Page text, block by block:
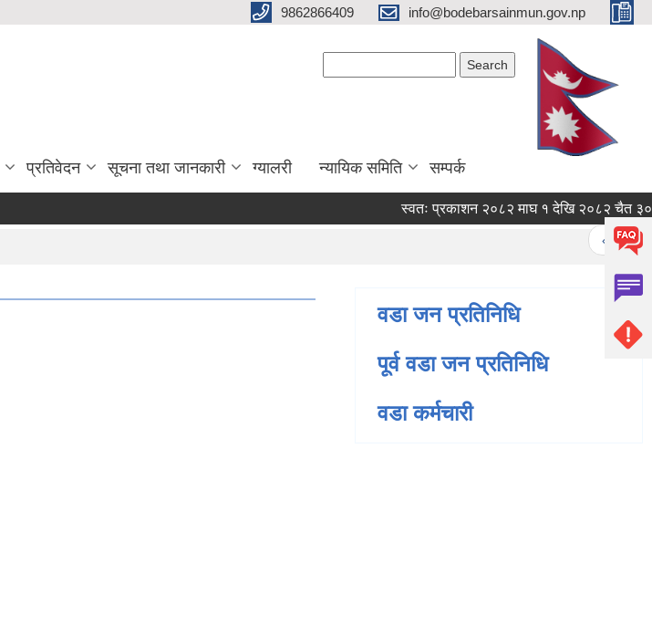
9862866409 info@bodebarsainmun.gov.np
प्रतिवेदन सूचना तथा जानकारी ग्यालरी न्यायिक समिति सम्पर्क
स्वतः प्रकाशन २०८२ माघ १ देखि २०८२ चैत ३०
« first
वडा जन प्रतिनिधि
पूर्व वडा जन प्रतिनिधि
वडा कर्मचारी